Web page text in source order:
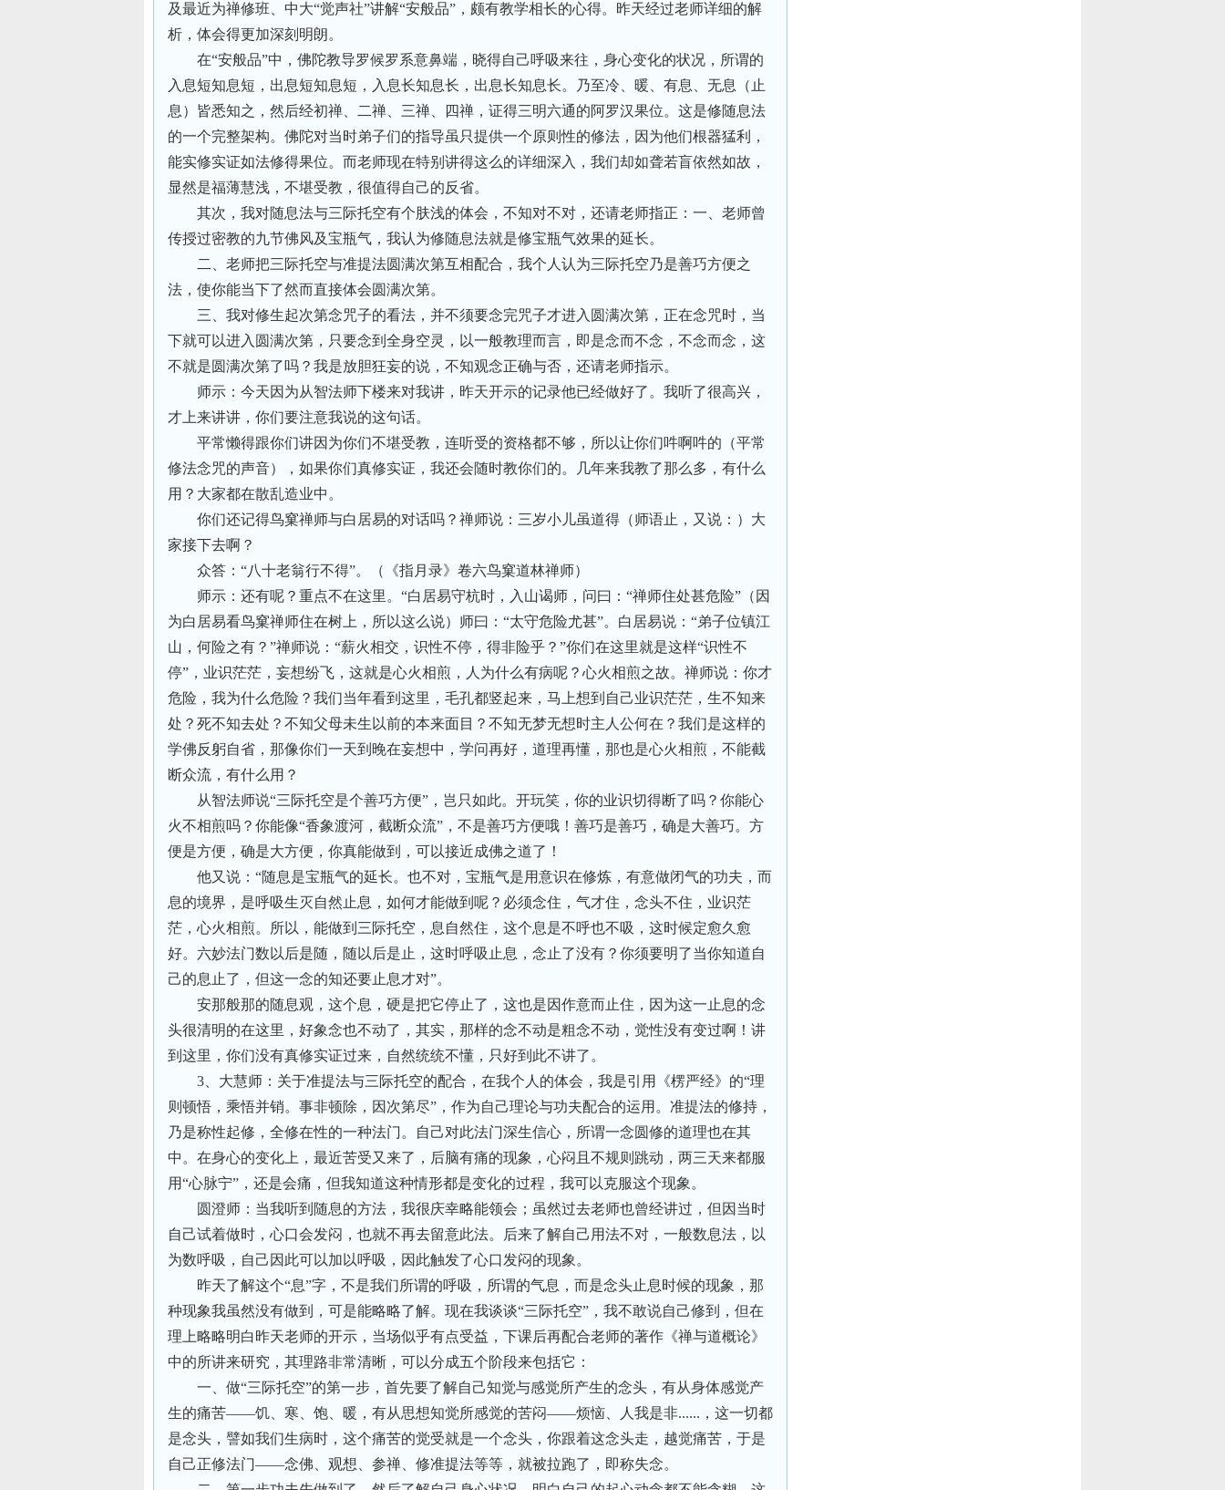
及最近为禅修班、中大“觉声社”讲解“安般品”，颇有教学相长的心得。昨天经过老师详细的解
析，体会得更加深刻明朗。
在“安般品”中，佛陀教导罗候罗系意鼻端，晓得自己呼吸来往，身心变化的状况，所谓的
入息短知息短，出息短知息短，入息长知息长，出息长知息长。乃至冷、暖、有息、无息（止
息）皆悉知之，然后经初禅、二禅、三禅、四禅，证得三明六通的阿罗汉果位。这是修随息法
的一个完整架构。佛陀对当时弟子们的指导虽只提供一个原则性的修法，因为他们根器猛利，
能实修实证如法修得果位。而老师现在特别讲得这么的详细深入，我们却如聋若盲依然如故，
显然是福薄慧浅，不堪受教，很值得自己的反省。
其次，我对随息法与三际托空有个肤浅的体会，不知对不对，还请老师指正：一、老师曾
传授过密教的九节佛风及宝瓶气，我认为修随息法就是修宝瓶气效果的延长。
二、老师把三际托空与准提法圆满次第互相配合，我个人认为三际托空乃是善巧方便之
法，使你能当下了然而直接体会圆满次第。
三、我对修生起次第念咒子的看法，并不须要念完咒子才进入圆满次第，正在念咒时，当
下就可以进入圆满次第，只要念到全身空灵，以一般教理而言，即是念而不念，不念而念，这
不就是圆满次第了吗？我是放胆狂妄的说，不知观念正确与否，还请老师指示。
师示：今天因为从智法师下楼来对我讲，昨天开示的记录他已经做好了。我听了很高兴，
才上来讲讲，你们要注意我说的这句话。
平常懒得跟你们讲因为你们不堪受教，连听受的资格都不够，所以让你们吽啊吽的（平常
修法念咒的声音），如果你们真修实证，我还会随时教你们的。几年来我教了那么多，有什么
用？大家都在散乱造业中。
你们还记得鸟窠禅师与白居易的对话吗？禅师说：三岁小儿虽道得（师语止，又说：）大
家接下去啊？
众答：“八十老翁行不得”。（《指月录》卷六鸟窠道林禅师）
师示：还有呢？重点不在这里。“白居易守杭时，入山谒师，问曰：“禅师住处甚危险”（因
为白居易看鸟窠禅师住在树上，所以这么说）师曰：“太守危险尤甚”。白居易说：“弟子位镇江
山，何险之有？”禅师说：“薪火相交，识性不停，得非险乎？”你们在这里就是这样“识性不
停”，业识茫茫，妄想纷飞，这就是心火相煎，人为什么有病呢？心火相煎之故。禅师说：你才
危险，我为什么危险？我们当年看到这里，毛孔都竖起来，马上想到自己业识茫茫，生不知来
处？死不知去处？不知父母未生以前的本来面目？不知无梦无想时主人公何在？我们是这样的
学佛反躬自省，那像你们一天到晚在妄想中，学问再好，道理再懂，那也是心火相煎，不能截
断众流，有什么用？
从智法师说“三际托空是个善巧方便”，岂只如此。开玩笑，你的业识切得断了吗？你能心
火不相煎吗？你能像“香象渡河，截断众流”，不是善巧方便哦！善巧是善巧，确是大善巧。方
便是方便，确是大方便，你真能做到，可以接近成佛之道了！
他又说：“随息是宝瓶气的延长。也不对，宝瓶气是用意识在修炼，有意做闭气的功夫，而
息的境界，是呼吸生灭自然止息，如何才能做到呢？必须念住，气才住，念头不住，业识茫
茫，心火相煎。所以，能做到三际托空，息自然住，这个息是不呼也不吸，这时候定愈久愈
好。六妙法门数以后是随，随以后是止，这时呼吸止息，念止了没有？你须要明了当你知道自
己的息止了，但这一念的知还要止息才对”。
安那般那的随息观，这个息，硬是把它停止了，这也是因作意而止住，因为这一止息的念
头很清明的在这里，好象念也不动了，其实，那样的念不动是粗念不动，觉性没有变过啊！讲
到这里，你们没有真修实证过来，自然统统不懂，只好到此不讲了。
3、大慧师：关于准提法与三际托空的配合，在我个人的体会，我是引用《楞严经》的“理
则顿悟，乘悟并销。事非顿除，因次第尽”，作为自己理论与功夫配合的运用。准提法的修持，
乃是称性起修，全修在性的一种法门。自己对此法门深生信心，所谓一念圆修的道理也在其
中。在身心的变化上，最近苦受又来了，后脑有痛的现象，心闷且不规则跳动，两三天来都服
用“心脉宁”，还是会痛，但我知道这种情形都是变化的过程，我可以克服这个现象。
圆澄师：当我听到随息的方法，我很庆幸略能领会；虽然过去老师也曾经讲过，但因当时
自己试着做时，心口会发闷，也就不再去留意此法。后来了解自己用法不对，一般数息法，以
为数呼吸，自己因此可以加以呼吸，因此触发了心口发闷的现象。
昨天了解这个“息”字，不是我们所谓的呼吸，所谓的气息，而是念头止息时候的现象，那
种现象我虽然没有做到，可是能略略了解。现在我谈谈“三际托空”，我不敢说自己修到，但在
理上略略明白昨天老师的开示，当场似乎有点受益，下课后再配合老师的著作《禅与道概论》
中的所讲来研究，其理路非常清晰，可以分成五个阶段来包括它：
一、做“三际托空”的第一步，首先要了解自己知觉与感觉所产生的念头，有从身体感觉产
生的痛苦——饥、寒、饱、暖，有从思想知觉所感觉的苦闷——烦恼、人我是非......，这一切都
是念头，譬如我们生病时，这个痛苦的觉受就是一个念头，你跟着这念头走，越觉痛苦，于是
自己正修法门——念佛、观想、参禅、修准提法等等，就被拉跑了，即称失念。